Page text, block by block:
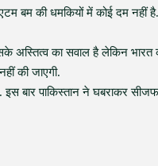
बम की धमकियों में कोई दम नहीं
अस्तित्व का सवाल है लेकिन
की जाएगी.
बार पाकिस्तान ने घबराकर